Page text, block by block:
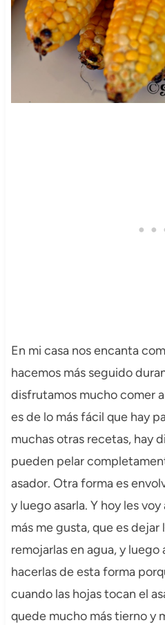
En mi casa nos encanta
hacemos más seguido
disfrutamos mucho comer
es de lo más fácil que hay
muchas otras recetas, hay
pueden pelar
asador. Otra forma es
y luego asarla. Y hoy les
más me gusta, que es dejar
remojarlas en agua, y luego
hacerlas de esta forma
cuando las hojas tocan el
quede mucho más tierno y